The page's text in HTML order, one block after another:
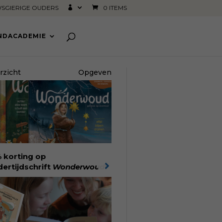
OUDERS 0 ITEMS
Opgeven
korting op
Wonderwoud !
lees- en speelplezier
dromers, doeners en
Wonderwoud is het
gemaakte
op alle snelle